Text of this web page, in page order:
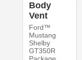
Body
Vent
Ford™
Mustang
Shelby
GT350R